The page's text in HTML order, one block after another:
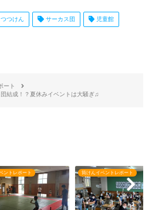
つつけん サーカス団 児童館
ート
結成！？夏休みイベントは大騒ぎ♫
ントレポート 筒けんイベントレポート